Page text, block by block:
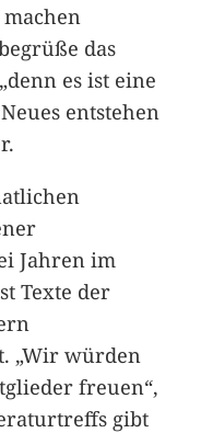
das
es ist eine
entstehen
Jahren im
Texte der
„Wir würden
freuen“,
gibt